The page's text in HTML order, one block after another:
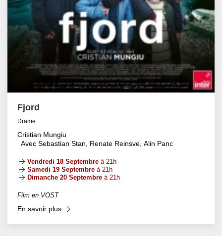
Fjord
Drame
Cristian Mungiu
Avec Sebastian Stan, Renate Reinsve, Alin Panc
Vendredi 18 Septembre à 21h
Samedi 19 Septembre à 21h
Dimanche 20 Septembre à 21h
Film en VOST
En savoir plus